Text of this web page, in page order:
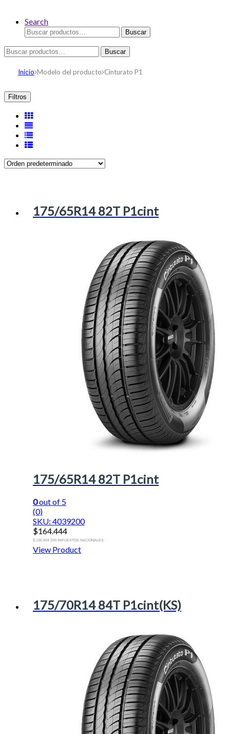
Search
Buscar
por:
Buscar
Buscar
por:
Buscar
Inicio Modelo del producto Cinturato P1
Filtros
175/65R14 82T P1cint
175/65R14 82T P1cint
0out of 5
(0)
SKU: 4039200
$164.444
$ 135.904 SIN IMPUESTOS NACIONALES
View Product
175/70R14 84T P1cint(KS)